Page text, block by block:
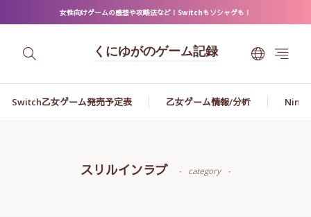
女性向けゲームの感想や攻略法など！Switchもソシャゲも！
くにゆがのゲーム記録
Switch乙女ゲーム発売予定表 乙女ゲーム情報/分析
スリルインラブ category